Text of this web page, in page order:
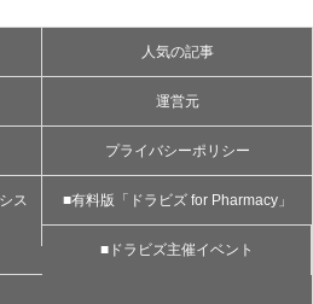
人気の記事
運営元
プライバシーポリシー
ス
■有料版「ドラビズ for Pharmacy」
■ドラビズ主催イベント